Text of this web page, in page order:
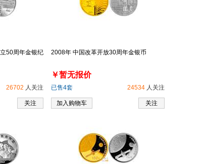
50周年金银纪
26702 人关注
关注
2008年 中国改革开放30周年金银币
￥暂无报价
24534 人关注
已售4套
关注
加入购物车